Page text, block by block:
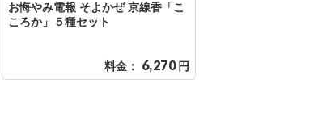
お悔やみ電報 そよかぜ 京線香「こ
ころか」５種セット
料金： 6,270 円